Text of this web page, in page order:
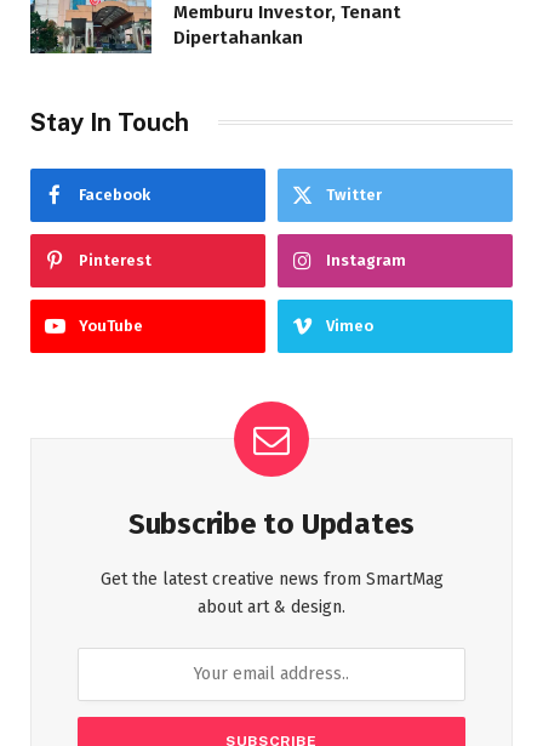
Memburu Investor, Tenant
Dipertahankan
Stay In Touch
Facebook Twitter
Pinterest Instagram
YouTube Vimeo
Subscribe to Updates
Get the latest creative news from SmartMag
about art & design.